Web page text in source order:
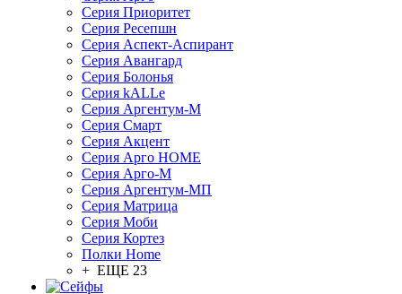
Серия Приоритет
Серия Ресепшн
Серия Аспект-Аспирант
Серия Авангард
Серия Болонья
Серия kALLe
Серия Аргентум-М
Серия Смарт
Серия Акцент
Серия Арго HOME
Серия Арго-М
Серия Аргентум-МП
Серия Матрица
Серия Моби
Серия Кортез
Полки Home
+ ЕЩЕ 23